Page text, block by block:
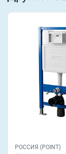
РОССИЯ (POINT)